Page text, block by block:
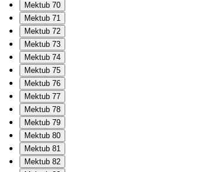
Mektub 70
Mektub 71
Mektub 72
Mektub 73
Mektub 74
Mektub 75
Mektub 76
Mektub 77
Mektub 78
Mektub 79
Mektub 80
Mektub 81
Mektub 82